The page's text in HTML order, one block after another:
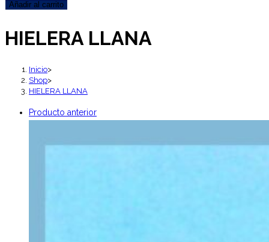
LLANA
Añadir al carrito
HIELERA LLANA
Inicio>
Shop>
HIELERA LLANA
Producto anterior